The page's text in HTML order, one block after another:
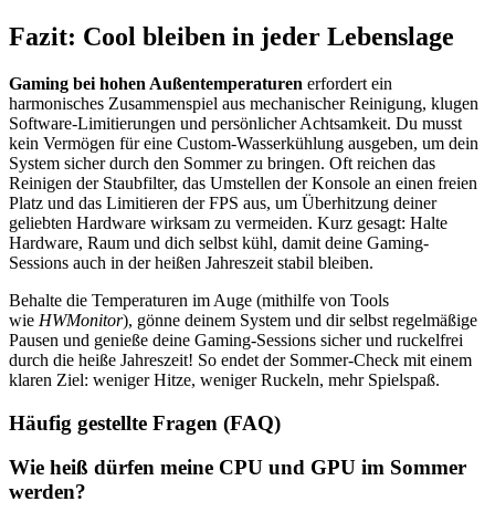
Fazit: Cool bleiben in jeder Lebenslage
Gaming bei hohen Außentemperaturen erfordert ein
harmonisches Zusammenspiel aus mechanischer Reinigung, klugen
Software-Limitierungen und persönlicher Achtsamkeit. Du musst
kein Vermögen für eine Custom-Wasserkühlung ausgeben, um dein
System sicher durch den Sommer zu bringen. Oft reichen das
Reinigen der Staubfilter, das Umstellen der Konsole an einen freien
Platz und das Limitieren der FPS aus, um Überhitzung deiner
geliebten Hardware wirksam zu vermeiden. Kurz gesagt: Halte
Hardware, Raum und dich selbst kühl, damit deine Gaming-
Sessions auch in der heißen Jahreszeit stabil bleiben.
Behalte die Temperaturen im Auge (mithilfe von Tools
wie HWMonitor), gönne deinem System und dir selbst regelmäßige
Pausen und genieße deine Gaming-Sessions sicher und ruckelfrei
durch die heiße Jahreszeit! So endet der Sommer-Check mit einem
klaren Ziel: weniger Hitze, weniger Ruckeln, mehr Spielspaß.
Häufig gestellte Fragen (FAQ)
Wie heiß dürfen meine CPU und GPU im Sommer
werden?